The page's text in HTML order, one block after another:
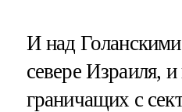
И над
севере Израиля, и
граничащих с